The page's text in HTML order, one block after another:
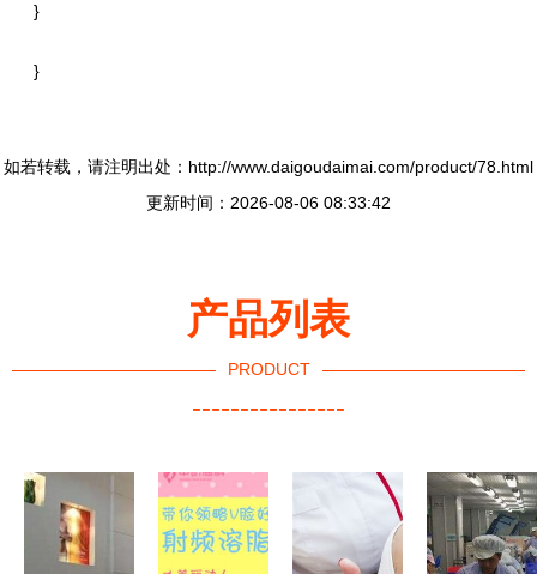
}
}
如若转载，请注明出处：http://www.daigoudaimai.com/product/78.html
更新时间：2026-08-06 08:33:42
产品列表
PRODUCT
----------------